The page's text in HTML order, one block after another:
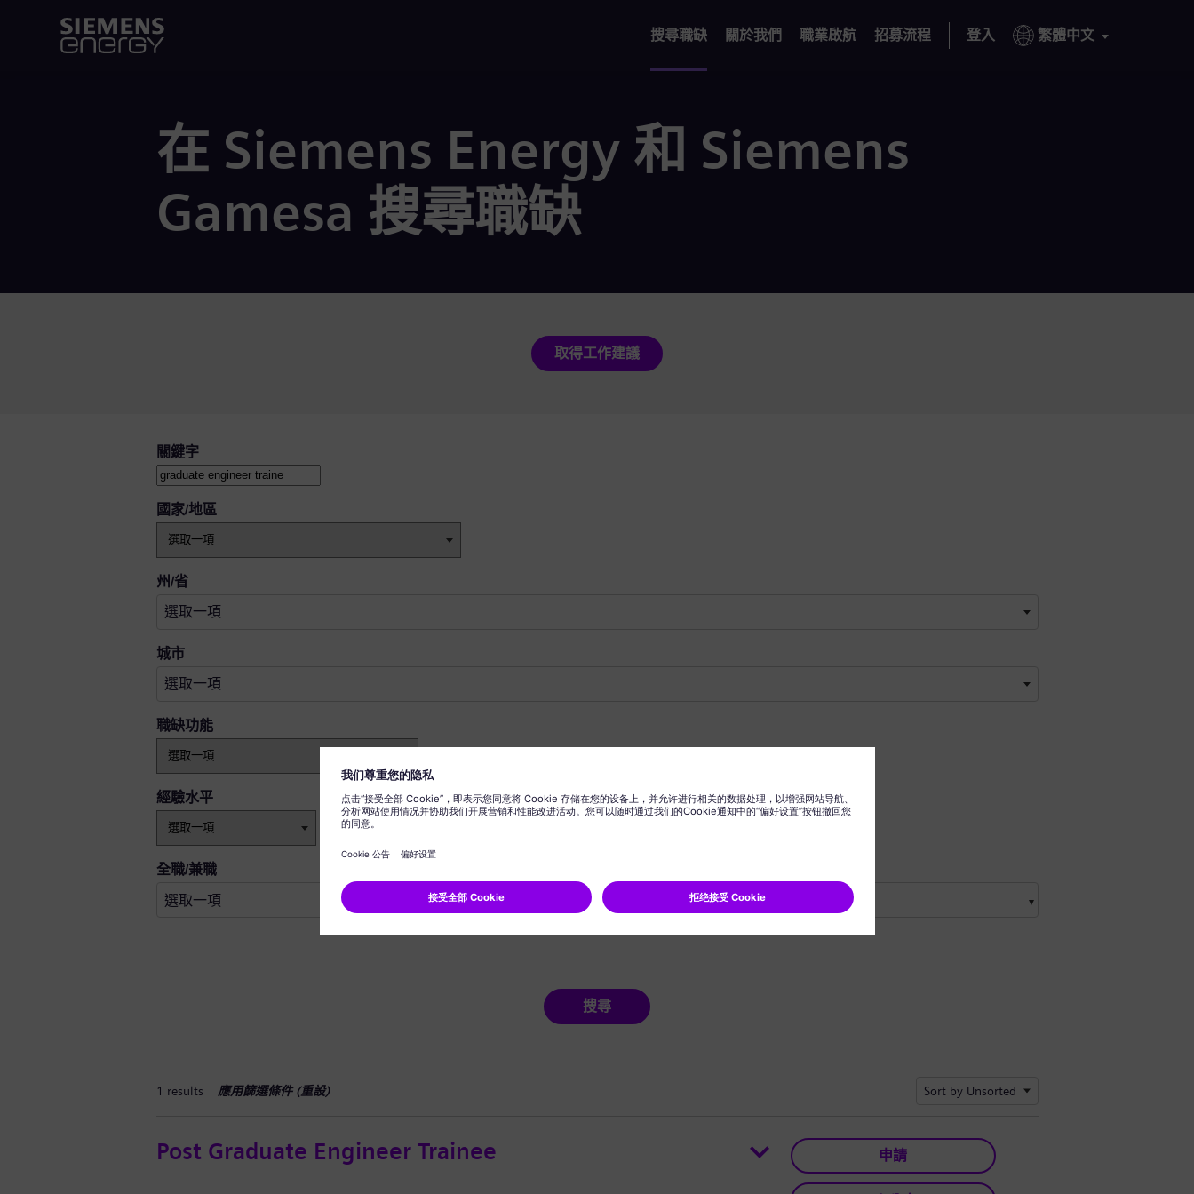
搜尋職缺 關於我們 職業啟航 招募流程 登入 繁體中文
在 Siemens Energy 和 Siemens
Gamesa 搜尋職缺
取得工作建議
搜尋空缺職位
關鍵字
國家/地區
州/省選取一項
選取一項
城市選取一項
選取一項
職缺功能
經驗水平
全職/兼職
搜尋
1 results 應用篩選條件 (重設) Sort by Unsorted
Post Graduate Engineer Trainee 申請